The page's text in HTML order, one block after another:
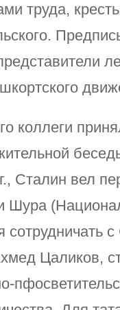
труда,
коллеги
Сталин вел
Шура
Цаликов,